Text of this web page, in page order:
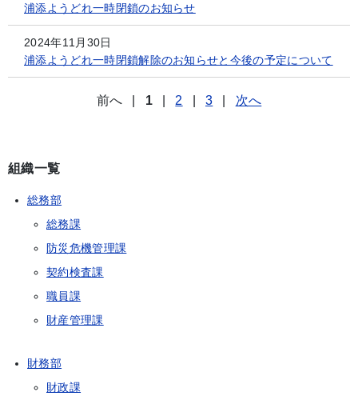
浦添ようどれ一時閉鎖のお知らせ
2024年11月30日
浦添ようどれ一時閉鎖解除のお知らせと今後の予定について
前へ 1 2 3 次へ
組織一覧
総務部
総務課
防災危機管理課
契約検査課
職員課
財産管理課
財務部
財政課